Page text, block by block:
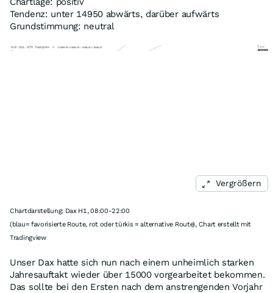
Tendenz: unter 14950 abwärts, darüber aufwärts
Grundstimmung: neutral
Vergrößern
Chartdarstellung: Dax H1, 08:00-22:00
(blau= favorisierte Route, rot oder türkis = alternative Route), Chart erstellt mit
Tradingview
Unser Dax hatte sich nun nach einem unheimlich starken
Jahresauftakt wieder über 15000 vorgearbeitet bekommen.
Das sollte bei den Ersten nach dem anstrengenden Vorjahr